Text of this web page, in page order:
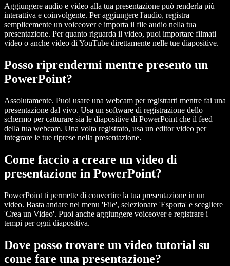
Aggiungere audio e video alla tua presentazione può renderla più
interattiva e coinvolgente. Per aggiungere l'audio, registra
semplicemente un voiceover e importa il file audio nella tua
presentazione. Per quanto riguarda il video, puoi importare filmati
video o anche video di YouTube direttamente nelle tue diapositive.
Posso riprendermi mentre presento un
PowerPoint?
Assolutamente. Puoi usare una webcam per registrarti mentre fai una
presentazione dal vivo. Usa un software di registrazione dello
schermo per catturare sia le diapositive di PowerPoint che il feed
della tua webcam. Una volta registrato, usa un editor video per
integrare le tue riprese nella presentazione.
Come faccio a creare un video di
presentazione in PowerPoint?
PowerPoint ti permette di convertire la tua presentazione in un
video. Basta andare nel menu 'File', selezionare 'Esporta' e scegliere
'Crea un Video'. Puoi anche aggiungere voiceover e registrare i
tempi per ogni diapositiva.
Dove posso trovare un video tutorial su
come fare una presentazione?